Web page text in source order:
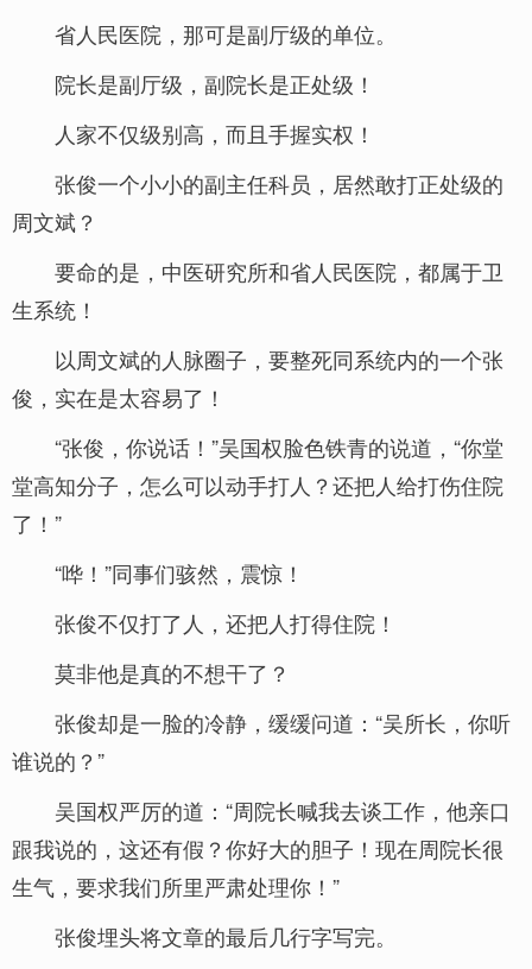
省人民医院，那可是副厅级的单位。
院长是副厅级，副院长是正处级！
人家不仅级别高，而且手握实权！
张俊一个小小的副主任科员，居然敢打正处级的
周文斌？
要命的是，中医研究所和省人民医院，都属于卫
生系统！
以周文斌的人脉圈子，要整死同系统内的一个张
俊，实在是太容易了！
“张俊，你说话！”吴国权脸色铁青的说道，“你堂
堂高知分子，怎么可以动手打人？还把人给打伤住院
了！”
“哗！”同事们骇然，震惊！
张俊不仅打了人，还把人打得住院！
莫非他是真的不想干了？
张俊却是一脸的冷静，缓缓问道：“吴所长，你听
谁说的？”
吴国权严厉的道：“周院长喊我去谈工作，他亲口
跟我说的，这还有假？你好大的胆子！现在周院长很
生气，要求我们所里严肃处理你！”
张俊埋头将文章的最后几行字写完。